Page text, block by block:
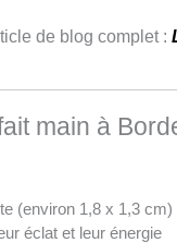
de blog complet :
main à
(environ 1,8 x 1,3
éclat et leur énergie